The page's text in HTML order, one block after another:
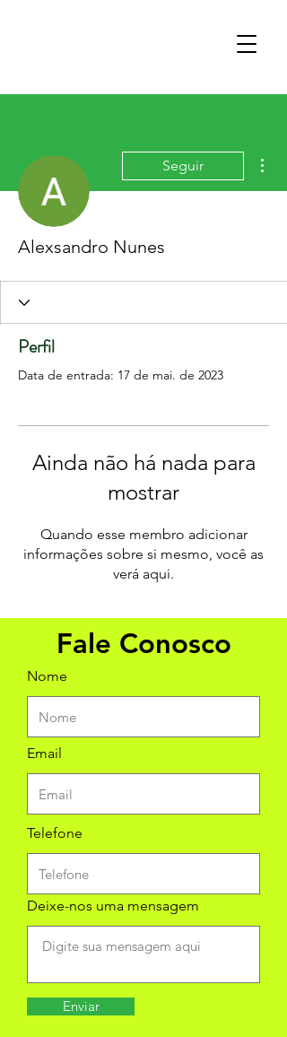
Seguir
Alexsandro Nunes
Perfil
Data de entrada: 17 de mai. de 2023
Ainda não há nada para
mostrar
Quando esse membro adicionar
informações sobre si mesmo, você as
verá aqui.
Fale Conosco
Nome
Email
Telefone
Deixe-nos uma mensagem
Enviar